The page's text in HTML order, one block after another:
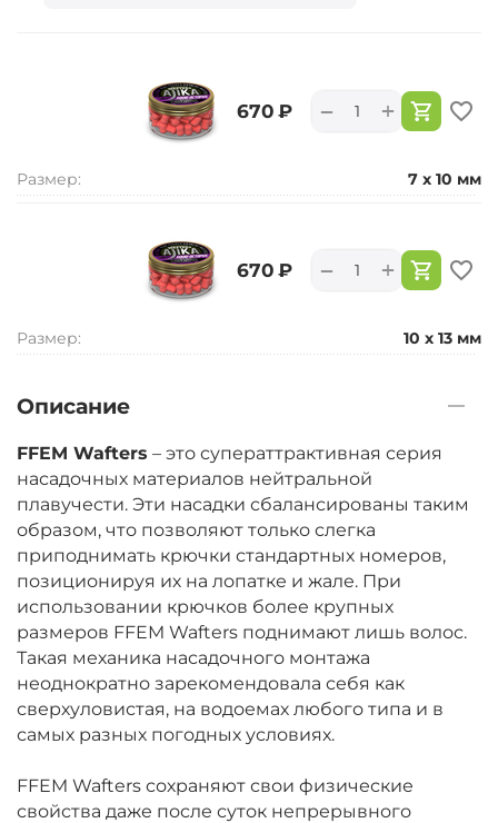
‍670‍ ₽ +
−
Размер: 7 х 10 мм
‍670‍ ₽ +
−
Размер: 10 х 13 мм
Описание
FFEM Wafters – это суператтрактивная серия
насадочных материалов нейтральной
плавучести. Эти насадки сбалансированы таким
образом, что позволяют только слегка
приподнимать крючки стандартных номеров,
позиционируя их на лопатке и жале. При
использовании крючков более крупных
размеров FFEM Wafters поднимают лишь волос.
Такая механика насадочного монтажа
неоднократно зарекомендовала себя как
сверхуловистая, на водоемах любого типа и в
самых разных погодных условиях.
FFEM Wafters сохраняют свои физические
свойства даже после суток непрерывного